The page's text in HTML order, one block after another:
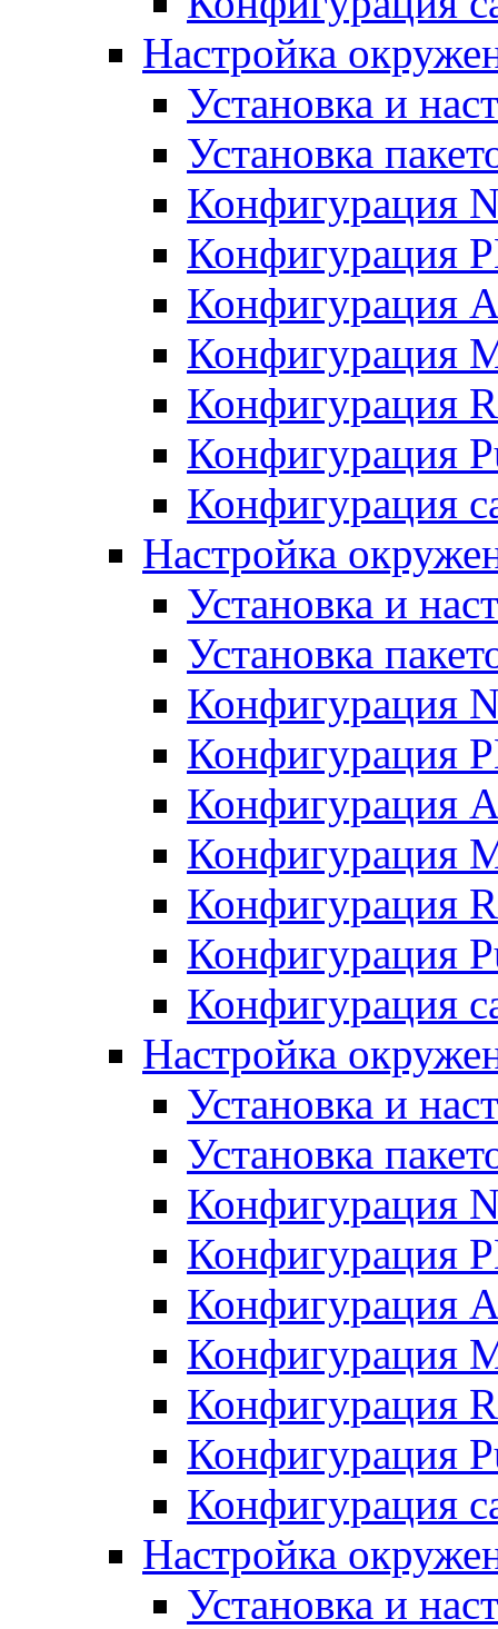
Настройка
Установка и
Установка
Конфигурация
Конфигурация
Конфигурация
Конфигурация
Конфигурация
Конфигурация
Конфигурация
Настройка
Установка и
Установка
Конфигурация
Конфигурация
Конфигурация
Конфигурация
Конфигурация
Конфигурация
Конфигурация
Настройка
Установка и
Установка
Конфигурация
Конфигурация
Конфигурация
Конфигурация
Конфигурация
Конфигурация
Конфигурация
Настройка
Установка и